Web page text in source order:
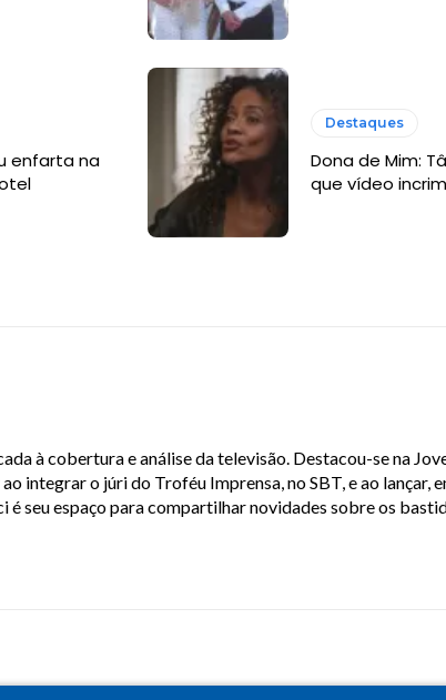
enfarta na
Destaques
Dona de Mim:
que vídeo
à cobertura e análise da televisão. Destacou-se na
integrar o júri do Troféu Imprensa, no SBT, e ao lançar,
seu espaço para compartilhar novidades sobre os